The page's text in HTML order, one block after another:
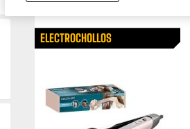
ELECTROCHOLLOS